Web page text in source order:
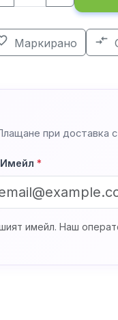
Маркирано compare_arrows
при доставка с
Имейл*
имейл. Наш